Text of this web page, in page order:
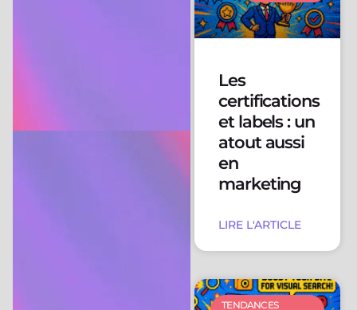
Les
certifications
et labels : un
atout aussi
en
marketing
LIRE L'ARTICLE
TENDANCES